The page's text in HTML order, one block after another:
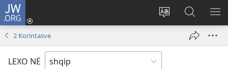
JW.ORG
Ndrysho
Hyr
me
dritare
Kërko
në
JW.ORG
2 Korintasve
LEXO NË